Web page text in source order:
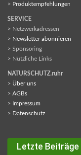
> Produktempfehlungen
SERVICE
> Netzwerkadressen
> Newsletter abonnieren
> Sponsoring
> Nützliche Links
NATURSCHUTZ.ruhr
> Über uns
> AGBs
> Impressum
> Datenschutz
Letzte Beiträge